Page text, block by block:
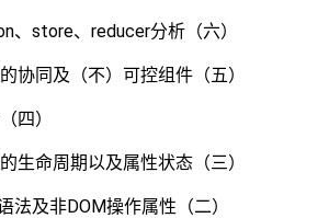
、store、reducer分析（六）
协同及（不）可控组件（五）
四）
生命周期以及属性状态（三）
法及非DOM操作属性（二）